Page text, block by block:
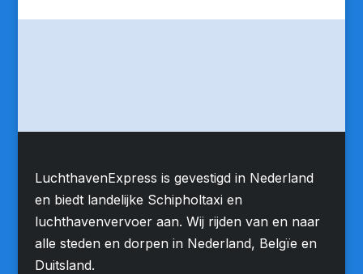
LuchthavenExpress is gevestigd in Nederland
en biedt landelijke Schipholtaxi en
luchthavenvervoer aan. Wij rijden van en naar
alle steden en dorpen in Nederland, Belgïe en
Duitsland.